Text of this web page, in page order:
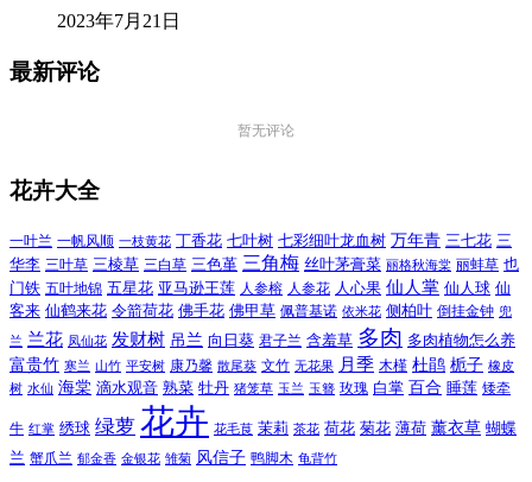
2023年7月21日
最新评论
暂无评论
花卉大全
一叶兰 一帆风顺 一枝黄花 丁香花 七叶树 七彩细叶龙血树 万年青 三七花 三
华李 三叶草 三棱草 三白草 三色堇 三角梅 丝叶茅膏菜 丽格秋海棠 丽蚌草 也
门铁 五叶地锦 五星花 亚马逊王莲 人参榕 人参花 人心果 仙人掌 仙人球 仙
客来 仙鹤来花 令箭荷花 佛手花 佛甲草 佩普基诺 依米花 侧柏叶 倒挂金钟 兜
兰 兰花 凤仙花 发财树 吊兰 向日葵 君子兰 含羞草 多肉 多肉植物怎么养
富贵竹 寒兰 山竹 平安树 康乃馨 散尾葵 文竹 无花果 月季 木槿 杜鹃 栀子 橡皮
树 水仙 海棠 滴水观音 熟菜 牡丹 猪笼草 玉兰 玉簪 玫瑰 白掌 百合 睡莲 矮牵
牛 红掌 绣球 绿萝 花卉 花毛茛 茉莉 茶花 荷花 菊花 薄荷 薰衣草 蝴蝶
兰 蟹爪兰 郁金香 金银花 雏菊 风信子 鸭脚木 龟背竹